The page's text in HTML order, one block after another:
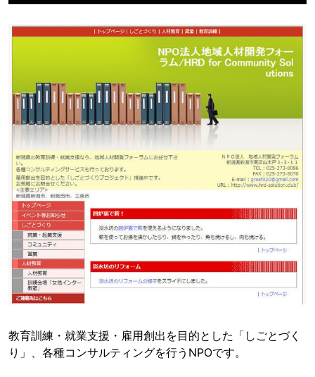
教育訓練・就業支援・雇用創出を目的とした「しごとづく
り」、各種コンサルティングを行うNPOです。